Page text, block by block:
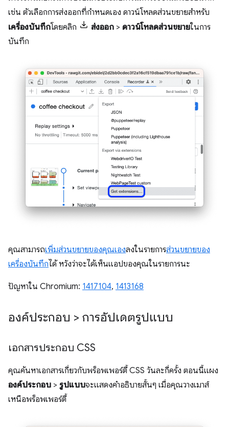
เช่น ตัวเลือกการส่งออกที่กำหนดเอง ดาวน์โหลดส่วนขยายสำหรับ
เครื่องบันทึกโดยคลิก ส่งออก > ดาวน์โหลดส่วนขยายในการ
บันทึก
คุณสามารถเพิ่มส่วนขยายของคุณเองลงในรายการส่วนขยายของ
เครื่องบันทึกได้ หวังว่าจะได้เห็นแอปของคุณในรายการนะ
ปัญหาใน Chromium: 1417104, 1413168
องค์ประกอบ > การอัปเดตรูปแบบ
เอกสารประกอบ CSS
คุณค้นหาเอกสารเกี่ยวกับพร็อพเพอร์ตี้ CSS วันละกี่ครั้ง ตอนนี้แผง
องค์ประกอบ > รูปแบบจะแสดงคำอธิบายสั้นๆ เมื่อคุณวางเมาส์
เหนือพร็อพเพอร์ตี้